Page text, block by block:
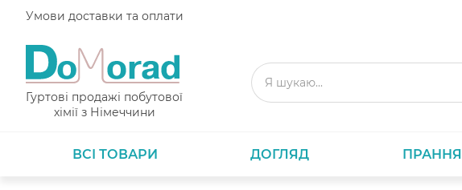
Умови доставки та оплати
Гуртові продажі побутової
хімії з Німеччини
ВСІ ТОВАРИ ДОГЛЯД ПРАННЯ